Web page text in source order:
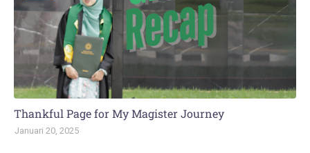
Thankful Page for My Magister Journey
Januari 20, 2025